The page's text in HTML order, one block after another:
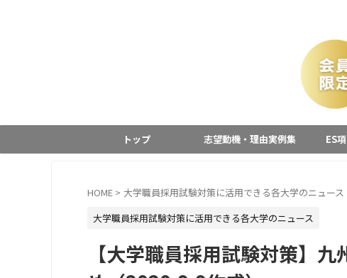
トップ 志望動機・理由実例集 ES
HOME > 大学職員採用試験対策に活用できる各大学のニュース
大学職員採用試験対策に活用できる各大学のニュース
【大学職員採用試験対策】